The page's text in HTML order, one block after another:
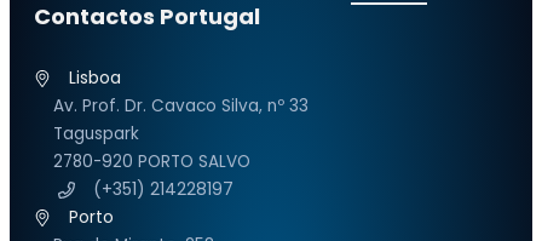
Contactos Portugal
Lisboa
Av. Prof. Dr. Cavaco Silva, nº 33
Taguspark
2780-920 PORTO SALVO
(+351) 214228197
Porto